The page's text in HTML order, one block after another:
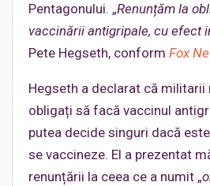
Pentagonului. „Renunțăm la
vaccinării antigripale, cu efect
Pete Hegseth, conform Fox
Hegseth a declarat că militarii
obligați să facă vaccinul
putea decide singuri dacă
se vaccineze. El a prezentat
renunțării la ceea ce a numit „